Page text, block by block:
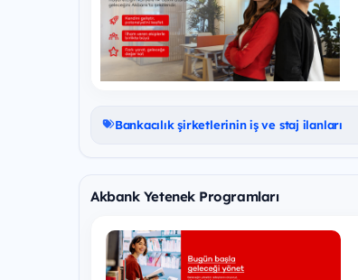
Bankacılık şirketlerinin iş ve staj ilanları
Akbank Yetenek Programları